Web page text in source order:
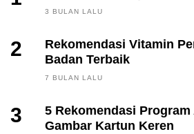
3 BULAN LALU
2
Rekomendasi Vitamin
Badan Terbaik
7 BULAN LALU
3
5 Rekomendasi Program
Gambar Kartun Keren